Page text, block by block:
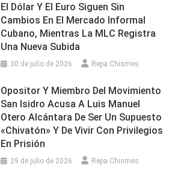
El Dólar Y El Euro Siguen Sin
Cambios En El Mercado Informal
Cubano, Mientras La MLC Registra
Una Nueva Subida
30 de julio de 2026 Repa Chismes
Opositor Y Miembro Del Movimiento
San Isidro Acusa A Luis Manuel
Otero Alcántara De Ser Un Supuesto
«chivatón» Y De Vivir Con Privilegios
En Prisión
29 de julio de 2026 Repa Chismes